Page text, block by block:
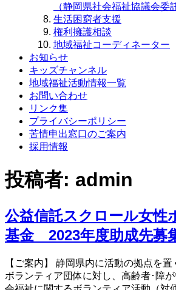
（静岡県社会福祉協議会委
生活困窮者支援
権利擁護相談
地域福祉コーディネーター
お知らせ
キッズチャンネル
地域福祉活動情報一覧
お問い合わせ
リンク集
プライバシーポリシー
苦情申出窓口のご案内
採用情報
投稿者: admin
公益信託スクロール女性
基金 2023年度助成先募
【ご案内】 静岡県内に活動の拠点を
ボランティア団体に対し、高齢者･障